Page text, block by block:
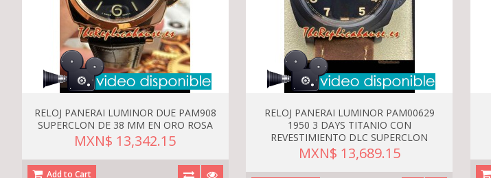
RELOJ PANERAI LUMINOR DUE PAM908
SUPERCLON DE 38 MM EN ORO ROSA
MXN$ 13,342.15
Add to Cart
RELOJ PANERAI LUMINOR PAM00629
1950 3 DAYS TITANIO CON
REVESTIMIENTO DLC SUPERCLON
MXN$ 13,689.15